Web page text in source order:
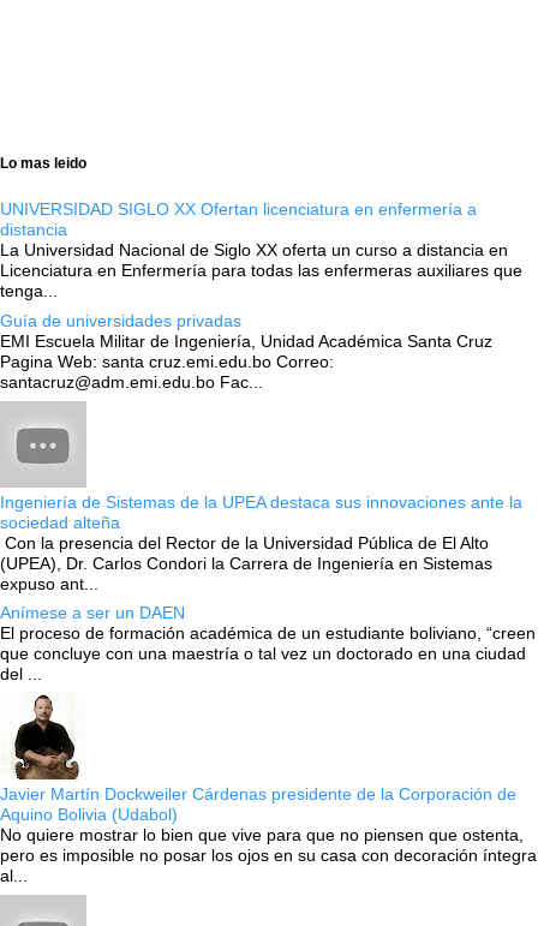
Lo mas leido
UNIVERSIDAD SIGLO XX Ofertan licenciatura en enfermería a
distancia
La Universidad Nacional de Siglo XX oferta un curso a distancia en
Licenciatura en Enfermería para todas las enfermeras auxiliares que
tenga...
Guía de universidades privadas
EMI Escuela Militar de Ingeniería, Unidad Académica Santa Cruz
Pagina Web: santa cruz.emi.edu.bo Correo:
santacruz@adm.emi.edu.bo Fac...
Ingeniería de Sistemas de la UPEA destaca sus innovaciones ante la
sociedad alteña
Con la presencia del Rector de la Universidad Pública de El Alto
(UPEA), Dr. Carlos Condori la Carrera de Ingeniería en Sistemas
expuso ant...
Anímese a ser un DAEN
El proceso de formación académica de un estudiante boliviano, “creen
que concluye con una maestría o tal vez un doctorado en una ciudad
del ...
Javier Martín Dockweiler Cárdenas presidente de la Corporación de
Aquino Bolivia (Udabol)
No quiere mostrar lo bien que vive para que no piensen que ostenta,
pero es imposible no posar los ojos en su casa con decoración íntegra
al...